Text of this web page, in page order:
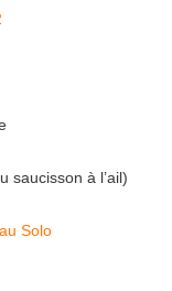
saucisson à l’ail)